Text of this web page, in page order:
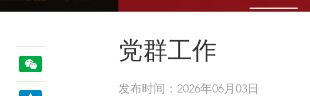
党群工作
发布时间：2026年06月03日